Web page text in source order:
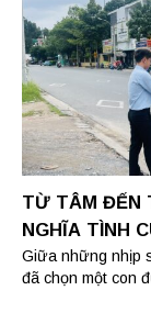
TỪ TÂM ĐẾN
NGHĨA TÌNH
Giữa những nhịp
đã chọn một con